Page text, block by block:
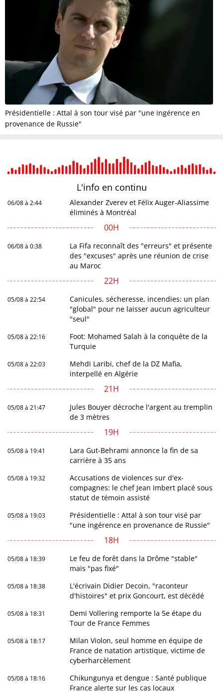
Présidentielle : Attal à son tour visé par "une ingérence en
provenance de Russie"
L'info en continu
06/08 à 2:44
Alexander Zverev et Félix Auger-Aliassime
éliminés à Montréal
00H
06/08 à 0:38
La Fifa reconnaît des "erreurs" et présente
des "excuses" après une réunion de crise
au Maroc
22H
05/08 à 22:54
Canicules, sécheresse, incendies: un plan
"global" pour ne laisser aucun agriculteur
"seul"
05/08 à 22:16
Foot: Mohamed Salah à la conquête de la
Turquie
05/08 à 22:03
Mehdi Laribi, chef de la DZ Mafia,
interpellé en Algérie
21H
05/08 à 21:47
Jules Bouyer décroche l'argent au tremplin
de 3 mètres
19H
05/08 à 19:41
Lara Gut-Behrami annonce la fin de sa
carrière à 35 ans
05/08 à 19:32
Accusations de violences sur d'ex-
compagnes: le chef Jean Imbert placé sous
statut de témoin assisté
05/08 à 19:03
Présidentielle : Attal à son tour visé par
"une ingérence en provenance de Russie"
18H
05/08 à 18:39
Le feu de forêt dans la Drôme "stable"
mais "pas fixé"
05/08 à 18:38
L'écrivain Didier Decoin, "raconteur
d'histoires" et prix Goncourt, est décédé
05/08 à 18:31
Demi Vollering remporte la 5e étape du
Tour de France Femmes
05/08 à 18:17
Milan Violon, seul homme en équipe de
France de natation artistique, victime de
cyberharcèlement
05/08 à 18:16
Chikungunya et dengue : Santé publique
France alerte sur les cas locaux